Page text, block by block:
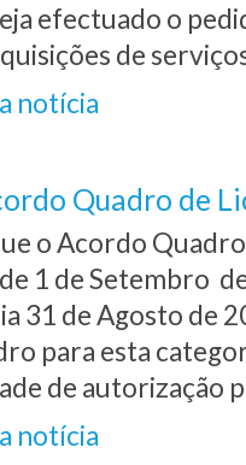
efectuado o
de
notícia
Quadro de
o Acordo
1 de Setembro
31 de Agosto de
para esta
de autorização
notícia